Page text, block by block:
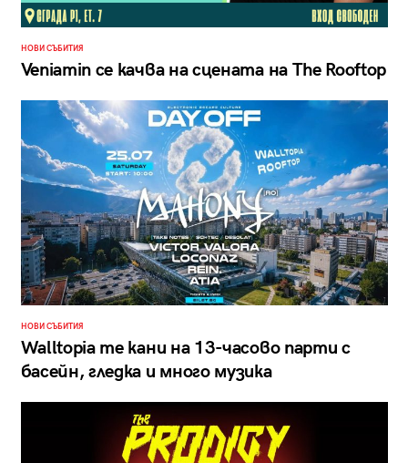
НОВИ СЪБИТИЯ
Veniamin се качва на сцената на The Rooftop
НОВИ СЪБИТИЯ
Walltopia те кани на 13-часово парти с
басейн, гледка и много музика